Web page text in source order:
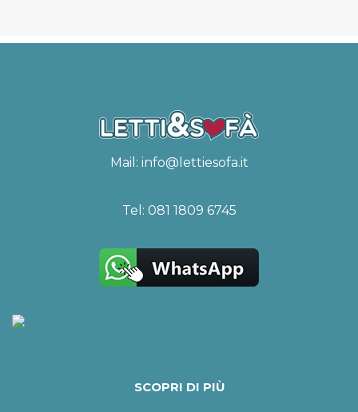
Mail: info@lettiesofa.it
Tel: 081 1809 6745
SCOPRI DI PIÙ